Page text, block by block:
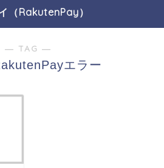
（RakutenPay）
― TAG ―
エラー